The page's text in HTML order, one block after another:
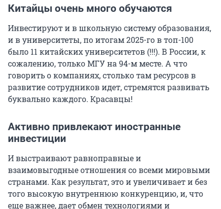
Китайцы очень много обучаются
Инвестируют и в школьную систему образования,
и в университеты, по итогам 2025-го в топ-100
было 11 китайских университетов (!!!). В России, к
сожалению, только МГУ на 94-м месте. А что
говорить о компаниях, столько там ресурсов в
развитие сотрудников идет, стремятся развивать
буквально каждого. Красавцы!
Активно привлекают иностранные
инвестиции
И выстраивают равноправные и
взаимовыгодные отношения со всеми мировыми
странами. Как результат, это и увеличивает и без
того высокую внутреннюю конкуренцию, и, что
еще важнее, дает обмен технологиями и